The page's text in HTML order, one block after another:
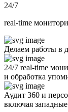
24/7
real-time
Делаем работы в
24/7 real-time
и обработка
Аудит 360 и
включая